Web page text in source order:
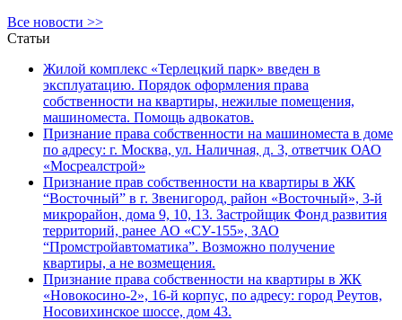
Все новости >>
Статьи
Жилой комплекс «Терлецкий парк» введен в
эксплуатацию. Порядок оформления права
собственности на квартиры, нежилые помещения,
машиноместа. Помощь адвокатов.
Признание права собственности на машиноместа в доме
по адресу: г. Москва, ул. Наличная, д. 3, ответчик ОАО
«Мосреалстрой»
Признание прав собственности на квартиры в ЖК
“Восточный” в г. Звенигород, район «Восточный», 3-й
микрорайон, дома 9, 10, 13. Застройщик Фонд развития
территорий, ранее АО «СУ-155», ЗАО
“Промстройавтоматика”. Возможно получение
квартиры, а не возмещения.
Признание права собственности на квартиры в ЖК
«Новокосино-2», 16-й корпус, по адресу: город Реутов,
Носовихинское шоссе, дом 43.